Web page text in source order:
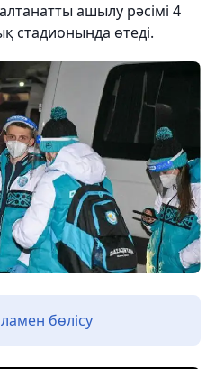
ашылу рәсімі 4
стадионында өтеді.
бөлісу